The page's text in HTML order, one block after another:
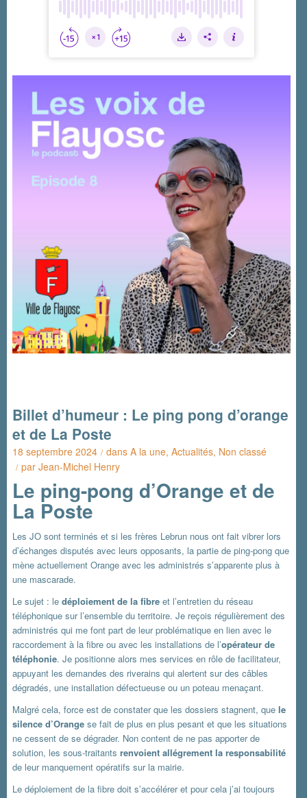
Billet d’humeur : Le ping pong d’orange
et de La Poste
18 septembre 2024 / dansA la une,Actualités, Non classé
/ parJean-Michel Henry
Le ping-pong d’Orange et de
La Poste
Les JO sont terminés et si les frères Lebrun nous ont fait vibrer lors
d’échanges disputés avec leurs opposants, la partie de ping-pong que
mène actuellement Orange avec les administrés s’apparente plus à
une mascarade.
Le sujet : ledéploiement de la fibre et l’entretien du réseau
téléphonique sur l’ensemble du territoire. Je reçois régulièrement des
administrés qui me font part de leur problématique en lien avec le
raccordement à la fibre ou avec les installations de l’opérateur de
téléphonie. Je positionne alors mes services en rôle de facilitateur,
appuyant les demandes des riverains qui alertent sur des câbles
dégradés, une installation défectueuse ou un poteau menaçant.
Malgré cela, force est de constater que les dossiers stagnent, quele
silence d’Orange se fait de plus en plus pesant et que les situations
ne cessent de se dégrader. Non content de ne pas apporter de
solution, les sous-traitantsrenvoient allégrement la responsabilité
de leur manquement opératifs sur la mairie.
Le déploiement de la fibre doit s’accélérer et pour cela j’ai toujours